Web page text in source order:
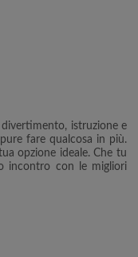
offerte esclusive e
istruzione e
fare qualcosa in più.
opzione ideale. Che tu
incontro con le migliori